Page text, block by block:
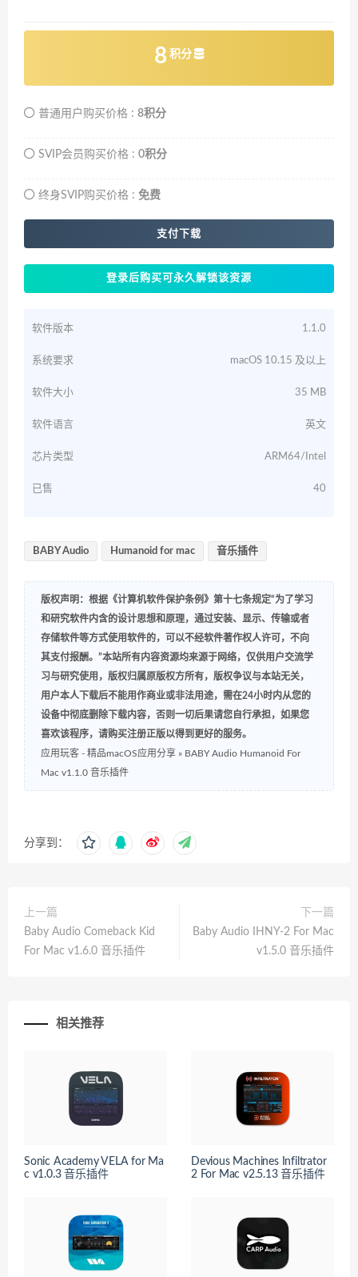
8 积分
普通用户购买价格 : 8积分
SVIP会员购买价格 : 0积分
终身SVIP购买价格 : 免费
支付下载
登录后购买可永久解锁该资源
软件版本 1.1.0
系统要求 macOS 10.15 及以上
软件大小 35 MB
软件语言 英文
芯片类型 ARM64/Intel
已售 40
BABY Audio Humanoid for mac 音乐插件
版权声明：根据《计算机软件保护条例》第十七条规定“为了学习
和研究软件内含的设计思想和原理，通过安装、显示、传输或者
存储软件等方式使用软件的，可以不经软件著作权人许可，不向
其支付报酬。”本站所有内容资源均来源于网络，仅供用户交流学
习与研究使用，版权归属原版权方所有，版权争议与本站无关，
用户本人下载后不能用作商业或非法用途，需在24小时内从您的
设备中彻底删除下载内容，否则一切后果请您自行承担，如果您
喜欢该程序，请购买注册正版以得到更好的服务。
应用玩客 - 精品macOS应用分享 » BABY Audio Humanoid For
Mac v1.1.0 音乐插件
分享到：
上一篇
Baby Audio Comeback Kid
For Mac v1.6.0 音乐插件
下一篇
Baby Audio IHNY-2 For Mac
v1.5.0 音乐插件
相关推荐
Sonic Academy VELA for Ma
c v1.0.3 音乐插件
Devious Machines Infiltrator
2 For Mac v2.5.13 音乐插件